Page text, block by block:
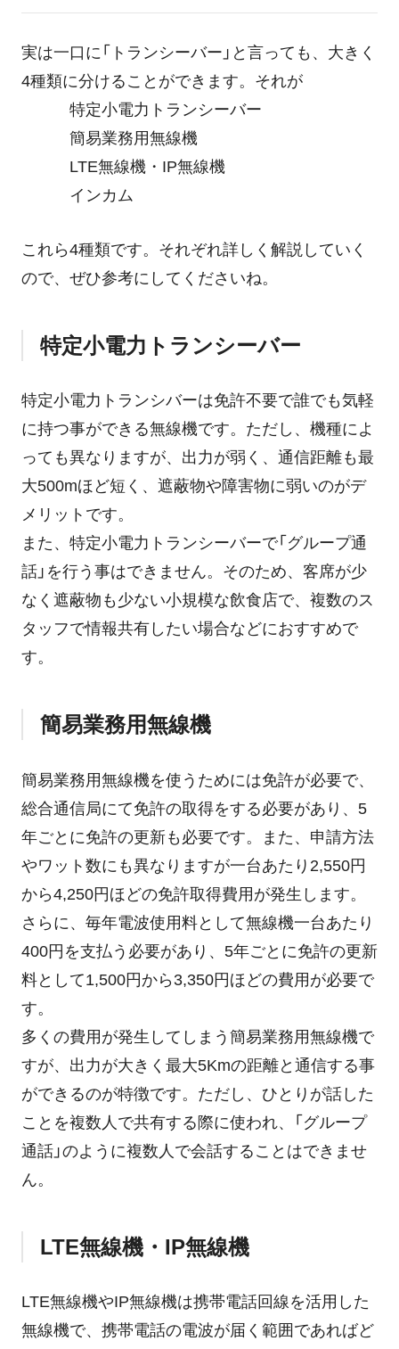
実は一口に「トランシーバー」と言っても、大きく
4種類に分けることができます。それが
特定小電力トランシーバー
簡易業務用無線機
LTE無線機・IP無線機
インカム
これら4種類です。それぞれ詳しく解説していく
ので、ぜひ参考にしてくださいね。
特定小電力トランシーバー
特定小電力トランシバーは免許不要で誰でも気軽
に持つ事ができる無線機です。ただし、機種によ
っても異なりますが、出力が弱く、通信距離も最
大500mほど短く、遮蔽物や障害物に弱いのがデ
メリットです。
また、特定小電力トランシーバーで「グループ通
話」を行う事はできません。そのため、客席が少
なく遮蔽物も少ない小規模な飲食店で、複数のス
タッフで情報共有したい場合などにおすすめで
す。
簡易業務用無線機
簡易業務用無線機を使うためには免許が必要で、
総合通信局にて免許の取得をする必要があり、5
年ごとに免許の更新も必要です。また、申請方法
やワット数にも異なりますが一台あたり2,550円
から4,250円ほどの免許取得費用が発生します。
さらに、毎年電波使用料として無線機一台あたり
400円を支払う必要があり、5年ごとに免許の更新
料として1,500円から3,350円ほどの費用が必要で
す。
多くの費用が発生してしまう簡易業務用無線機で
すが、出力が大きく最大5Kmの距離と通信する事
ができるのが特徴です。ただし、ひとりが話した
ことを複数人で共有する際に使われ、「グループ
通話」のように複数人で会話することはできませ
ん。
LTE無線機・IP無線機
LTE無線機やIP無線機は携帯電話回線を活用した
無線機で、携帯電話の電波が届く範囲であればど